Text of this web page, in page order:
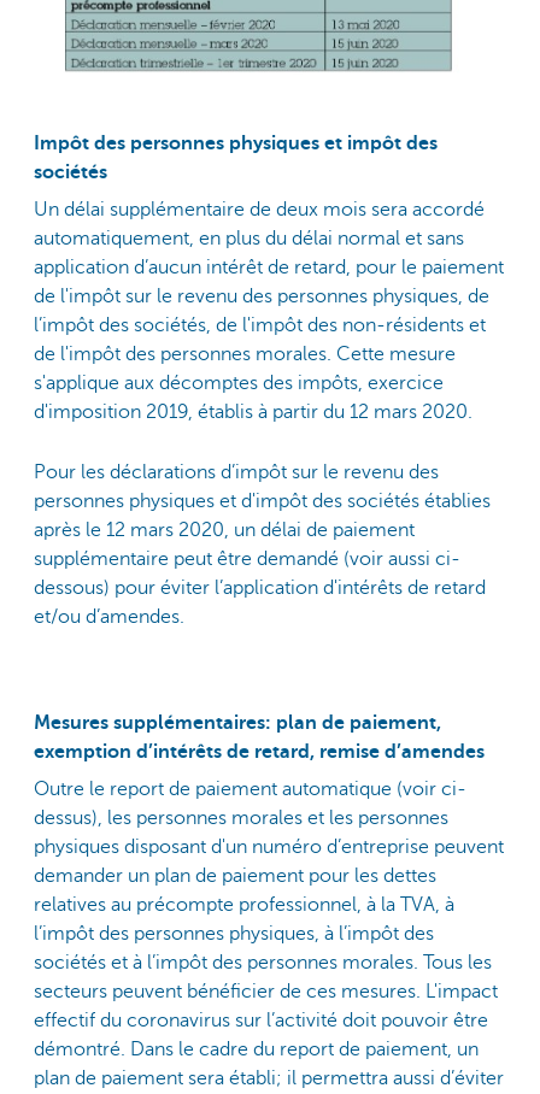
Impôt des personnes physiques et impôt des
sociétés
Un délai supplémentaire de deux mois sera accordé
automatiquement, en plus du délai normal et sans
application d’aucun intérêt de retard, pour le paiement
de l'impôt sur le revenu des personnes physiques, de
l’impôt des sociétés, de l'impôt des non-résidents et
de l'impôt des personnes morales. Cette mesure
s'applique aux décomptes des impôts, exercice
d'imposition 2019, établis à partir du 12 mars 2020.
Pour les déclarations d’impôt sur le revenu des
personnes physiques et d'impôt des sociétés établies
après le 12 mars 2020, un délai de paiement
supplémentaire peut être demandé (voir aussi ci-
dessous) pour éviter l’application d'intérêts de retard
et/ou d’amendes.
Mesures supplémentaires: plan de paiement,
exemption d’intérêts de retard, remise d’amendes
Outre le report de paiement automatique (voir ci-
dessus), les personnes morales et les personnes
physiques disposant d'un numéro d’entreprise peuvent
demander un plan de paiement pour les dettes
relatives au précompte professionnel, à la TVA, à
l’impôt des personnes physiques, à l’impôt des
sociétés et à l’impôt des personnes morales. Tous les
secteurs peuvent bénéficier de ces mesures. L'impact
effectif du coronavirus sur l’activité doit pouvoir être
démontré. Dans le cadre du report de paiement, un
plan de paiement sera établi; il permettra aussi d’éviter